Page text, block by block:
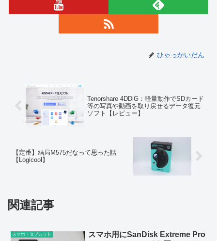
ひゃっかいだん
Tenorshare 4DDiG：軽量動作でSDカード
等の写真や動画を取り戻せるデータ復元
ソフト【レビュー】
【定番】結局M575だなって思った話
【Logicool】
関連記事
スマホ・タブレット
スマホ用にSanDisk Extreme Pro